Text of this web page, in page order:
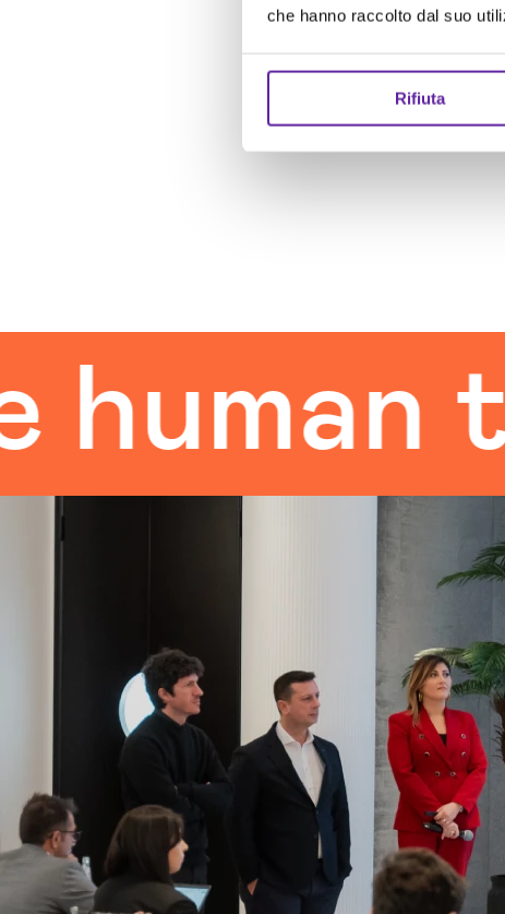
che hanno raccolto dal suo
Rifiuta